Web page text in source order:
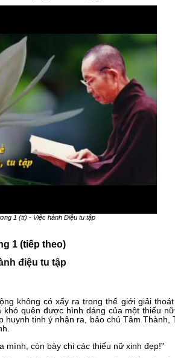
1 (tt) - Việc hành Điệu tu tập
1 (tiếp theo)
điệu tu tập
không có xẩy ra trong thế giới giải
quên được hình dáng của một thiếu
huynh tinh ý nhận ra, bảo chú Tâm Thành,
mình, còn bày chi các thiếu nữ xinh đẹp!"